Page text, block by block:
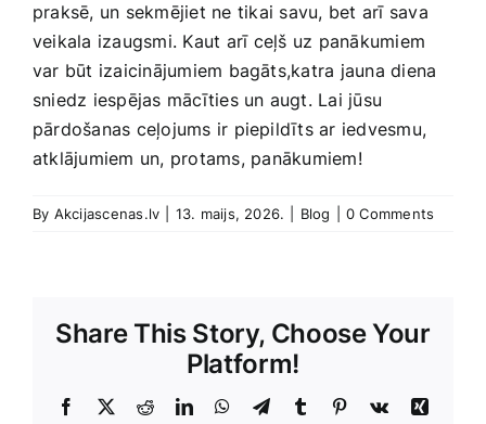
praksē, un sekmējiet‍ ne ⁤tikai savu, bet arī sava
veikala izaugsmi. Kaut arī ⁤ceļš uz panākumiem
var būt izaicinājumiem bagāts,katra jauna diena
sniedz iespējas mācīties un augt. Lai jūsu
pārdošanas ceļojums ir piepildīts ar iedvesmu,
atklājumiem un, protams, ⁢panākumiem!
By Akcijascenas.lv 13. maijs, 2026. Blog 0 Comments
Share This Story, Choose Your
Platform!
Facebook
X RedditLinkedInWhatsApp
TelegramTumblr Pinterest
Vk
Xing